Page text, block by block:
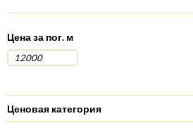
Цена за пог. м
Ценовая категория